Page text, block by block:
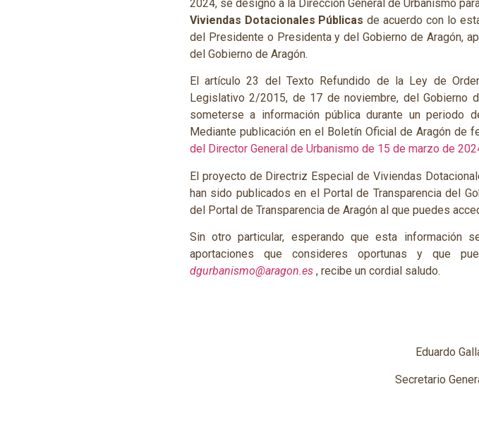
2024, se designó a la Dirección General de Urbanismo
Viviendas Dotacionales Públicas de acuerdo con lo
del Presidente o Presidenta y del Gobierno de Aragón,
del Gobierno de Aragón.
El artículo 23 del Texto Refundido de la Ley de
Legislativo 2/2015, de 17 de noviembre, del
someterse a información pública durante un periodo
Mediante publicación en el Boletín Oficial de Aragón de
del Director General de Urbanismo de 15 de marzo de
El proyecto de Directriz Especial de Viviendas
han sido publicados en el Portal de Transparencia del
del Portal de Transparencia de Aragón al que puedes
Sin otro particular, esperando que esta
aportaciones que consideres oportunas y que
dgurbanismo@aragon.es , recibe un cordial saludo.
Eduardo
Secretario